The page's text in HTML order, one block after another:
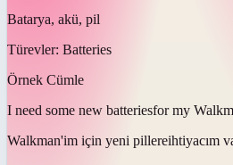
Batarya, akü, pil
Türevler: Batteries
Örnek Cümle
I need some new batteriesfor my
Walkman'im için yeni pillereihtiyacım